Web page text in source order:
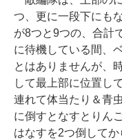
つ、更に一段下にも
が8つと9つの、合計
に待機している間、
とはありませんが、
して最上部に位置し
連れて体当たり＆青
に倒すとなすとりん
はなすを2つ倒して